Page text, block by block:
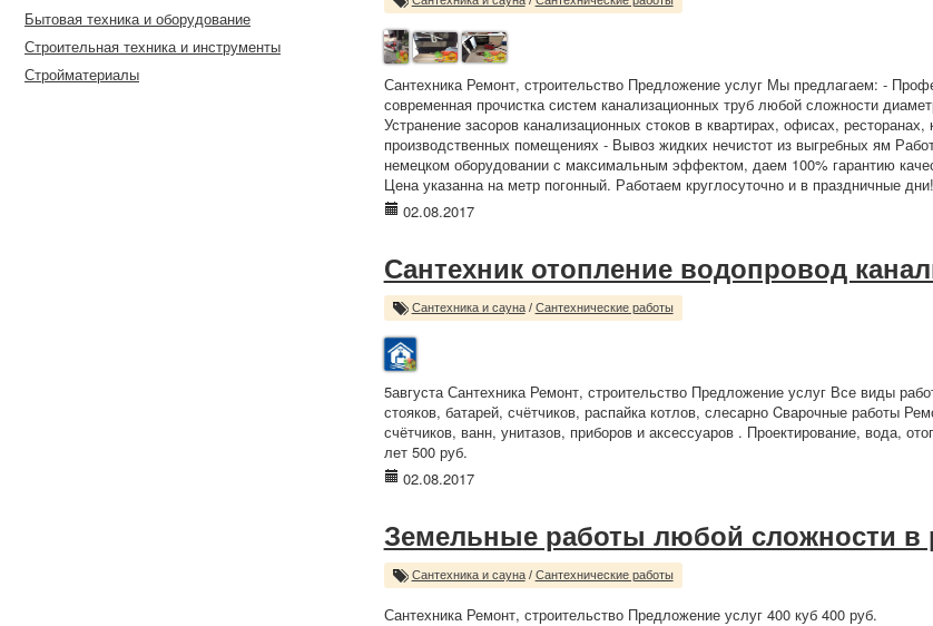
Бытовая техника и оборудование
Строительная техника и инструменты
Стройматериалы
Сантехника Ремонт, строительство Предложение услуг Мы предлагаем: -
современная прочистка систем канализационных труб любой сложности
Устранение засоров канализационных стоков в квартирах, офисах, ресторанах,
производственных помещениях - Вывоз жидких нечистот из выгребных ям
немецком оборудовании с максимальным эффектом, даем 100% гарантию
Цена указанна на метр погонный. Работаем круглосуточно и в праздничные
02.08.2017
Сантехник отопление водопровод
Сантехника и сауна/ Сантехнические работы
5августа Сантехника Ремонт, строительство Предложение услуг Все виды
стояков, батарей, счётчиков, распайка котлов, слесарно Cварочные работы
счётчиков, ванн, унитазов, приборов и аксессуаров . Проектирование, вода,
лет 500 руб.
02.08.2017
Земельные работы любой сложности в
Сантехника и сауна/ Сантехнические работы
Сантехника Ремонт, строительство Предложение услуг 400 куб 400 руб.